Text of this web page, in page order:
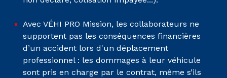
Avec VÉHI PRO Mission, les collaborateurs ne
supportent pas les conséquences financières
d’un accident lors d'un déplacement
professionnel : les dommages à leur véhicule
sont pris en charge par le contrat, même s’ils